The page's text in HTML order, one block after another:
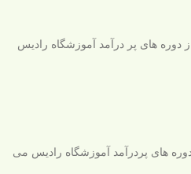
دوره های پر درآمد آموزشگاه رادیس
های پردرآمد آموزشگاه رادیس می